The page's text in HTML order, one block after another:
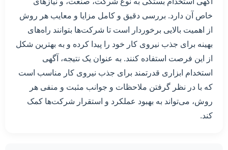
خاص آن دارد. بررسی دقیق و کامل مزایا و معایب هر روش
از اهمیت بالایی برخوردار است تا شرکت‌ها بتوانند راه‌های
بهینه برای جذب نیروی کار خود را پیدا کرده و به بهترین شکل
از این فرصت استفاده کنند. به عنوان یک نتیجه، آگهی
استخدام ابزاری قدرتمند برای جذب نیروی کار مناسب است
که با در نظر گرفتن ملاحظات و جوانب مثبت و منفی هر
روش، می‌تواند به بهبود عملکرد و استقرار شرکت‌ها کمک
کند.